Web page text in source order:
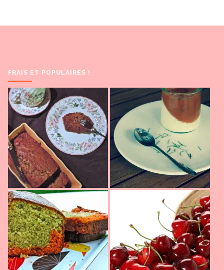
FRAIS ET POPULAIRES !